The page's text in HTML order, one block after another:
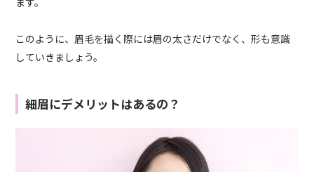
このように、眉毛を描く際には眉の太さだけでなく、形も意識
していきましょう。
細眉にデメリットはあるの？